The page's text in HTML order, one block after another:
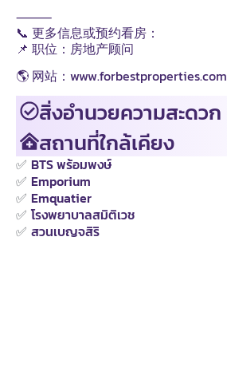
⸻
📞 更多信息或预约看房：
📌 职位：房地产顾问
🌎 网站：www.forbestproperties.com
สิ่งอำนวยความสะดวก
สถานที่ใกล้เคียง
✅ BTS พร้อมพงษ์
✅ Emporium
✅ Emquatier
✅ โรงพยาบาลสมิติเวช
✅ สวนเบญจสิริ